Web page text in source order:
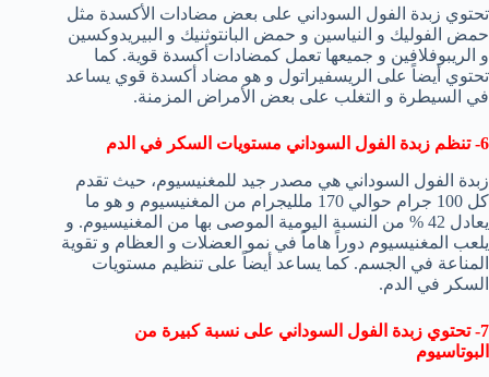
تحتوي زبدة الفول السوداني على بعض مضادات الأكسدة مثل
حمض الفوليك و النياسين و حمض البانتوثنيك و البيريدوكسين
و الريبوفلافين و جميعها تعمل كمضادات أكسدة قوية. كما
تحتوي أيضاً على الريسفيراتول و هو مضاد أكسدة قوي يساعد
في السيطرة و التغلب على بعض الأمراض المزمنة.
6- تنظم زبدة الفول السوداني مستويات السكر في الدم
زبدة الفول السوداني هي مصدر جيد للمغنيسيوم، حيث تقدم
كل 100 جرام حوالي 170 ملليجرام من المغنيسيوم و هو ما
يعادل 42 % من النسبة اليومية الموصى بها من المغنيسيوم. و
يلعب المغنيسيوم دوراً هاماً في نمو العضلات و العظام و تقوية
المناعة في الجسم. كما يساعد أيضاً على تنظيم مستويات
السكر في الدم.
7- تحتوي زبدة الفول السوداني على نسبة كبيرة من
البوتاسيوم